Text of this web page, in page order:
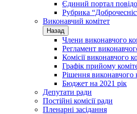
Єдиний портал
Рубрика
Виконавчий комітет
Назад
Члени виконавчого
Регламент
Комісії виконавчого
Графік прийому
Рішення виконавчого
Бюджет на 2021 рік
Депутати ради
Постійні комісії ради
Пленарні засідання